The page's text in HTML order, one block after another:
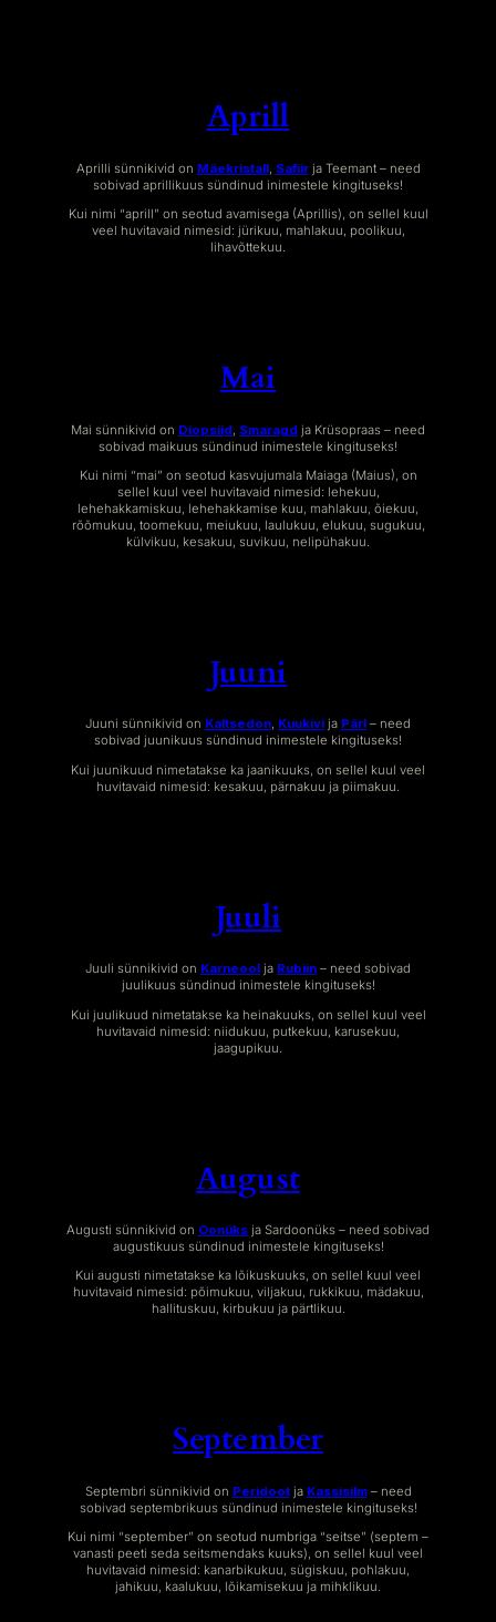
Aprill
Aprilli sünnikivid on Mäekristall, Safiirja Teemant – need
sobivad aprillikuus sündinud inimestele kingituseks!
Kui nimi “aprill” on seotud avamisega (Aprillis), on sellel kuul
veel huvitavaid nimesid: jürikuu, mahlakuu, poolikuu,
lihavõttekuu.
Mai
Mai sünnikivid on Diopsiid, Smaragd ja Krüsopraas – need
sobivad maikuus sündinud inimestele kingituseks!
Kui nimi “mai” on seotud kasvujumala Maiaga (Maius), on
sellel kuul veel huvitavaid nimesid: lehekuu,
lehehakkamiskuu, lehehakkamise kuu, mahlakuu, õiekuu,
rõõmukuu, toomekuu, meiukuu, laulukuu, elukuu, sugukuu,
külvikuu, kesakuu, suvikuu, nelipühakuu.
Juuni
Juuni sünnikivid on Kaltsedon, Kuukivi ja Pärl – need
sobivad juunikuus sündinud inimestele kingituseks!
Kui juunikuud nimetatakse ka jaanikuuks, on sellel kuul veel
huvitavaid nimesid: kesakuu, pärnakuu ja piimakuu.
Juuli
Juuli sünnikivid on Karneool ja Rubiin – need sobivad
juulikuus sündinud inimestele kingituseks!
Kui juulikuud nimetatakse ka heinakuuks, on sellel kuul veel
huvitavaid nimesid: niidukuu, putkekuu, karusekuu,
jaagupikuu.
August
Augusti sünnikivid on Oonüks ja Sardoonüks – need sobivad
augustikuus sündinud inimestele kingituseks!
Kui augusti nimetatakse ka lõikuskuuks, on sellel kuul veel
huvitavaid nimesid: põimukuu, viljakuu, rukkikuu, mädakuu,
hallituskuu, kirbukuu ja pärtlikuu.
September
Septembri sünnikivid on Peridootja Kassisilm– need
sobivad septembrikuus sündinud inimestele kingituseks!
Kui nimi “september” on seotud numbriga “seitse” (septem –
vanasti peeti seda seitsmendaks kuuks), on sellel kuul veel
huvitavaid nimesid: kanarbikukuu, sügiskuu, pohlakuu,
jahikuu, kaalukuu, lõikamisekuu ja mihklikuu.